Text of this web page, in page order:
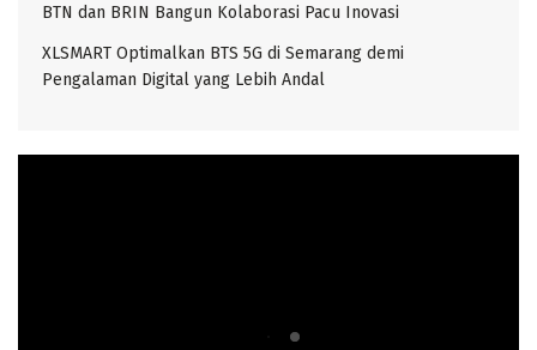
BTN dan BRIN Bangun Kolaborasi Pacu Inovasi
XLSMART Optimalkan BTS 5G di Semarang demi
Pengalaman Digital yang Lebih Andal